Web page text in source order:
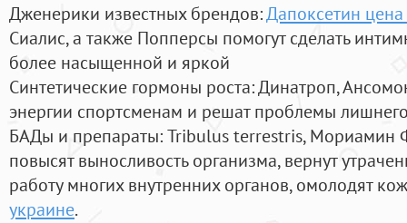
Дженерики известных брендов:Дапоксетин
Сиалис, а также Попперсы помогут сделать
более насыщенной и яркой
Синтетические гормоны роста: Динатроп,
энергии спортсменам и решат проблемы
БАДы и препараты:Tribulus terrestris, Мориамин
повысят выносливость организма, вернут
работу многих внутренних органов, омолодят
украине.